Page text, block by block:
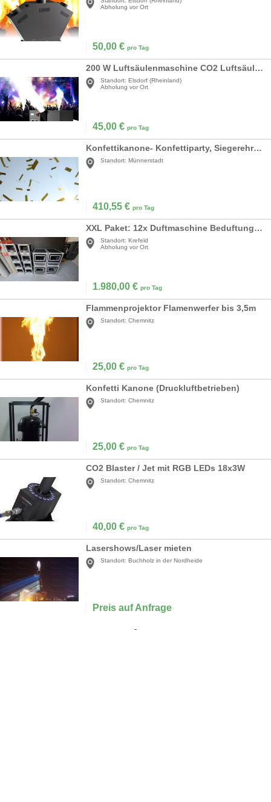
Abholung vor Ort
50,00 € pro Tag
200 W Luftsäulenmaschine CO2 Luftsäulenmaschine CO2-Jet-Maschine DMX-Konsolensteuerung Partyspaß
Standort: Elsdorf (Rheinland)
Abholung vor Ort
45,00 € pro Tag
Konfettikanone- Konfettiparty, Siegerehrung inkl. 19% MwSt.
Standort: Münnerstadt
410,55 € pro Tag
XXL Paket: 12x Duftmaschine Beduftung Grossraumbeduftung Hallenduft Zerstäuber
Standort: Krefeld
Abholung vor Ort
1.980,00 € pro Tag
Flammenprojektor Flamenwerfer bis 3,5m
Standort: Chemnitz
25,00 € pro Tag
Konfetti Kanone (Druckluftbetrieben)
Standort: Chemnitz
25,00 € pro Tag
CO2 Blaster / Jet mit RGB LEDs 18x3W
Standort: Chemnitz
40,00 € pro Tag
Lasershows/Laser mieten
Standort: Buchholz in der Nordheide
Preis auf Anfrage